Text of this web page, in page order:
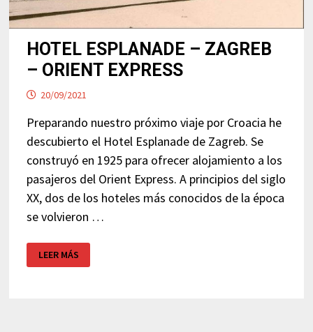
HOTEL ESPLANADE – ZAGREB
– ORIENT EXPRESS
20/09/2021
Preparando nuestro próximo viaje por Croacia he
descubierto el Hotel Esplanade de Zagreb. Se
construyó en 1925 para ofrecer alojamiento a los
pasajeros del Orient Express. A principios del siglo
XX, dos de los hoteles más conocidos de la época
se volvieron …
HOTEL
ESPLANADE
–
LEER MÁS